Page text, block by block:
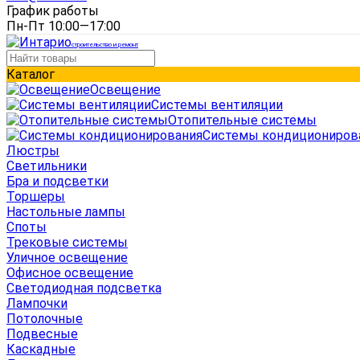
График работы
Пн-Пт 10:00—17:00
строительство и ремонт
Каталог
Освещение
Системы вентиляции
Отопительные системы
Системы
Люстры
Светильники
Бра и подсветки
Торшеры
Настольные лампы
Споты
Трековые системы
Уличное освещение
Офисное освещение
Светодиодная подсветка
Лампочки
Потолочные
Подвесные
Каскадные